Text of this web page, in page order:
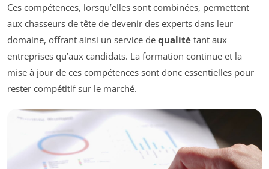
Ces compétences, lorsqu’elles sont combinées, permettent
aux chasseurs de tête de devenir des experts dans leur
domaine, offrant ainsi un service de qualité tant aux
entreprises qu’aux candidats. La formation continue et la
mise à jour de ces compétences sont donc essentielles pour
rester compétitif sur le marché.